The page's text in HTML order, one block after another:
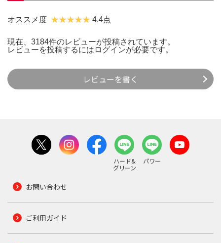
オススメ度 4.4点
現在、3184件のレビューが投稿されています。
レビューを投稿するには ログインが必要です。
レビューを書く
ハード&
グリーン
パワー
お問い合わせ
ご利用ガイド